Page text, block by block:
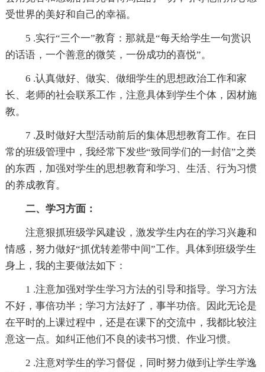
受世界的美好和自己的幸福。
5 .实行“三个一”教育：那就是“每天给学生一句赏识
的话语，一个善意的微笑，一份成功的喜悦”。
6 .认真做好、做实、做细学生的思想政治工作和家
长、老师的社会联系工作，注意具体到学生个体，因材施
教。
7 .及时做好大型活动前后的集体思想教育工作。在日
常的班级管理中，我经常下发些“致同学们的一封信”之类
的东西，加强对学生的思想教育和学习、生活、行为习惯
的养成教育。
二、学习方面：
注意狠抓班级学风建设，激发学生内在的学习兴趣和
情感，努力做好“抓优转差带中间”工作。具体到班级学生
身上，我的主要做法如下：
1 .注意加强对学生学习方法的引导和指导。学习方法
不好，事倍功半；学习方法好了，事半功倍。因此无论是
在平时的上课过程中，还是在课下的交流中，我都比较注
意这一点。如纠正他们不良的读书习惯、作业习惯。
2 .注意对学生的学习督促，同时努力做到让学生学逸